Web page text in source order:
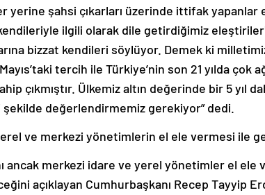
yerine şahsi çıkarları üzerinde ittifak yapanlar
ilgili olarak dile getirdiğimiz
bizzat kendileri söylüyor. Demek ki
tercih ile Türkiye’nin son 21 yılda çok
çıkmıştır. Ülkemiz altın değerinde bir 5 yıl
değerlendirmemiz gerekiyor” dedi.
yerel ve merkezi yönetimlerin el ele vermesi ile
ancak merkezi idare ve yerel yönetimler el
açıklayan Cumhurbaşkanı Recep Tayyip